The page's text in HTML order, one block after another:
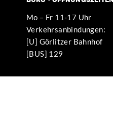
Mo – Fr 11-17 Uhr
Verkehrsanbindungen:
[U] Görlitzer Bahnhof
[BUS] 129